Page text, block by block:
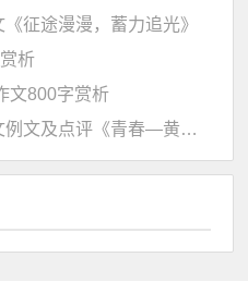
征途漫漫，蓄力追光》
析
文800字赏析
关于青春的正反论证议论文例文及点评《青春—黄金时代》